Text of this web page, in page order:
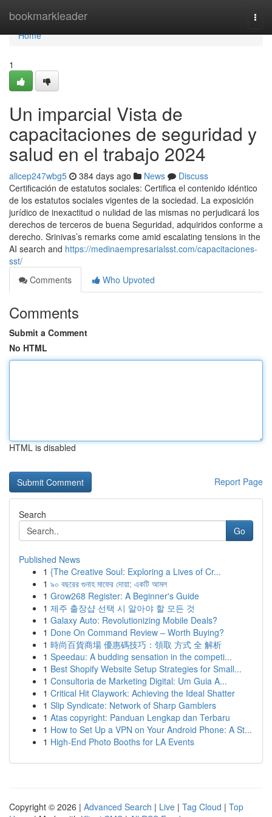
bookmarkleader
Home
Home
1
Un imparcial Vista de
capacitaciones de seguridad y
salud en el trabajo 2024
alicep247wbg5 384 days ago News
Discuss
Certificación de estatutos sociales: Certifica el contenido idéntico
de los estatutos sociales vigentes de la sociedad. La exposición
jurídico de inexactitud o nulidad de las mismas no perjudicará los
derechos de terceros de buena Seguridad, adquiridos conforme a
derecho. Srinivas’s remarks come amid escalating tensions in the
AI search and https://medinaempresarialsst.com/capacitaciones-
sst/
Comments
Who Upvoted
Comments
Submit a Comment
No HTML
HTML is disabled
Report Page
Search
Go
Published News
1 {The Creative Soul: Exploring a Lives of Cr...
1 ৯০ বছরের গুনাহ মাফের দোয়া: একটি আমল
1 Grow268 Register: A Beginner's Guide
1 제주 출장샵 선택 시 알아야 할 모든 것
1 Galaxy Auto: Revolutionizing Mobile Deals?
1 Done On Command Review – Worth Buying?
1 時尚百貨商場 優惠碼技巧：領取 方式 全 解析
1 Speedau: A budding sensation in the competi...
1 Best Shopify Website Setup Strategies for Small...
1 Consultoria de Marketing Digital: Um Guia A...
1 Critical Hit Claywork: Achieving the Ideal Shatter
1 Slip Syndicate: Network of Sharp Gamblers
1 Atas copyright: Panduan Lengkap dan Terbaru
1 How to Set Up a VPN on Your Android Phone: A St...
1 High-End Photo Booths for LA Events
Copyright © 2026 | Advanced Search | Live | Tag Cloud | Top